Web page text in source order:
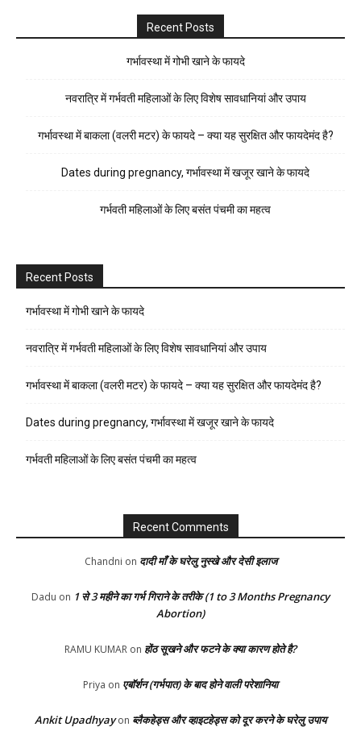
Recent Posts
गर्भावस्था में गोभी खाने के फायदे
नवरात्रि में गर्भवती महिलाओं के लिए विशेष सावधानियां और उपाय
गर्भावस्था में बाकला (वलरी मटर) के फायदे – क्या यह सुरक्षित और फायदेमंद है?
Dates during pregnancy, गर्भावस्था में खजूर खाने के फायदे
गर्भवती महिलाओं के लिए बसंत पंचमी का महत्व
Recent Posts
गर्भावस्था में गोभी खाने के फायदे
नवरात्रि में गर्भवती महिलाओं के लिए विशेष सावधानियां और उपाय
गर्भावस्था में बाकला (वलरी मटर) के फायदे – क्या यह सुरक्षित और फायदेमंद है?
Dates during pregnancy, गर्भावस्था में खजूर खाने के फायदे
गर्भवती महिलाओं के लिए बसंत पंचमी का महत्व
Recent Comments
Chandni on दादी माँ के घरेलु नुस्खे और देसी इलाज
Dadu on 1 से 3 महीने का गर्भ गिराने के तरीके (1 to 3 Months Pregnancy
Abortion)
RAMU KUMAR on होंठ सूखने और फटने के क्या कारण होते है?
Priya on एबॉर्शन (गर्भपात) के बाद होने वाली परेशानिया
Ankit Upadhyayon ब्लैकहेड्स और व्हाइटहेड्स को दूर करने के घरेलु उपाय